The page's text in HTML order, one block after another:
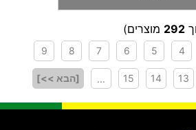
292 מוצרים)
4
5
6
7
8
9
13
14
15
... [הבא >>]